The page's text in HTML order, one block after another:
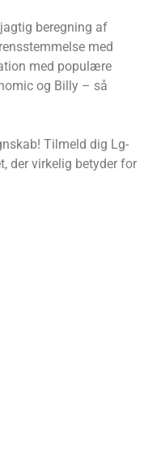
beregning af
med
med populære
og Billy – så
Tilmeld dig Lg-
der virkelig betyder for